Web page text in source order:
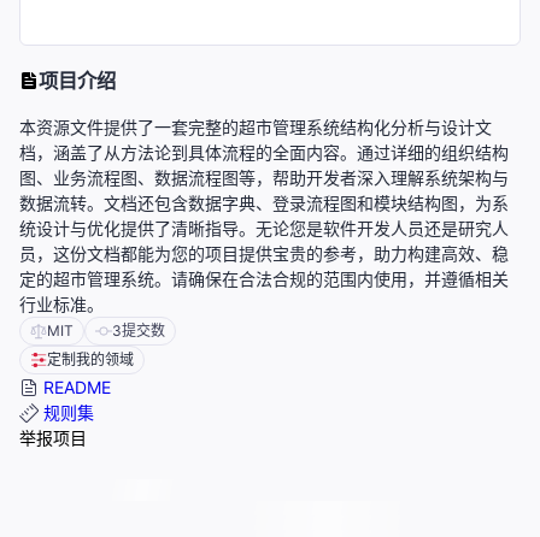
项目介绍
本资源文件提供了一套完整的超市管理系统结构化分析与设计文
档，涵盖了从方法论到具体流程的全面内容。通过详细的组织结构
图、业务流程图、数据流程图等，帮助开发者深入理解系统架构与
数据流转。文档还包含数据字典、登录流程图和模块结构图，为系
统设计与优化提供了清晰指导。无论您是软件开发人员还是研究人
员，这份文档都能为您的项目提供宝贵的参考，助力构建高效、稳
定的超市管理系统。请确保在合法合规的范围内使用，并遵循相关
行业标准。
MIT 3提交数
定制我的领域
README
规则集
举报项目